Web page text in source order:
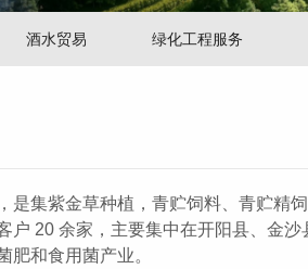
酒水贸易 绿化工程服务
是集紫金草种植 ，青贮饲料、青贮
20 余家 ，主要集中在开阳县、金沙县
和食用菌产业。